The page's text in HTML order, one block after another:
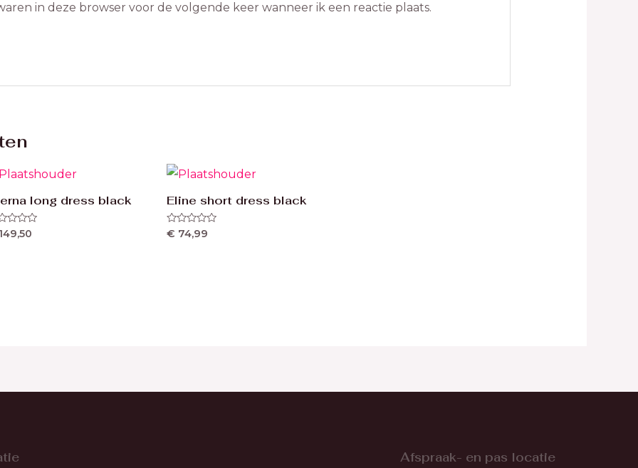
in deze browser voor de volgende keer wanneer ik een reactie plaats.
long dress black
149,50
Eline short dress black
Waardering
€ 74,99
Afspraak- en pas locatie